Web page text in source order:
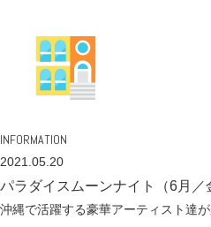
INFORMATION
2021.05.20
パラダイスムーンナイト（6月／
沖縄で活躍する豪華アーティスト達